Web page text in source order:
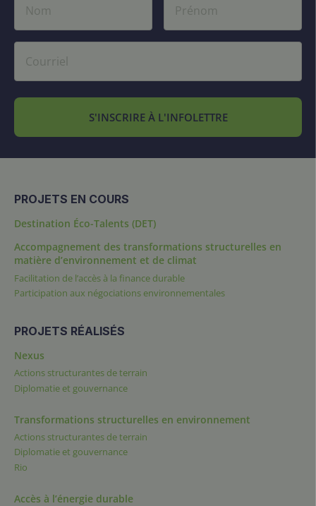
S'INSCRIRE À L'INFOLETTRE
PROJETS EN COURS
Destination Éco-Talents (DET)
Accompagnement des transformations structurelles en
matière d’environnement et de climat
Facilitation de l’accès à la finance durable
Participation aux négociations environnementales
PROJETS RÉALISÉS
Nexus
Actions structurantes de terrain
Diplomatie et gouvernance
Transformations structurelles en environnement
Actions structurantes de terrain
Diplomatie et gouvernance
Rio
Accès à l’énergie durable